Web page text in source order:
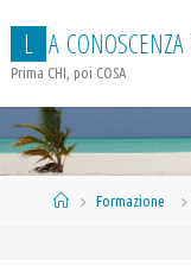
contenuto
L A CONOSCENZA
Prima CHI, poi COSA
HomeFormazione